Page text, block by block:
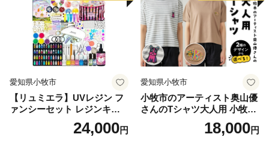
ます。
【ご注意】
・特典商品の送付は、阿久比町外にお住まいの方に限ら
・寄附につきましては、年度内の回数制限は現在設けて
おりません。
お選びいただけます。
愛知県小牧市
【リュミエラ】UVレジン フ
ァンシーセット レジンキッ
ト ハンドメイド レジンクラ
フト アクセサリーキット 手
24,000円
愛知県小牧市
小牧市のアーティスト奥山優
さんのTシャツ大人用 小牧市
18,000円